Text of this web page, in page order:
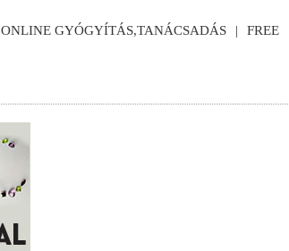
ONLINE GYÓGYÍTÁS,TANÁCSADÁS FREE